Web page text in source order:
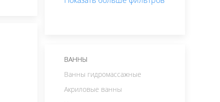
ВАННЫ
Ванны гидромассажные
Акриловые ванны